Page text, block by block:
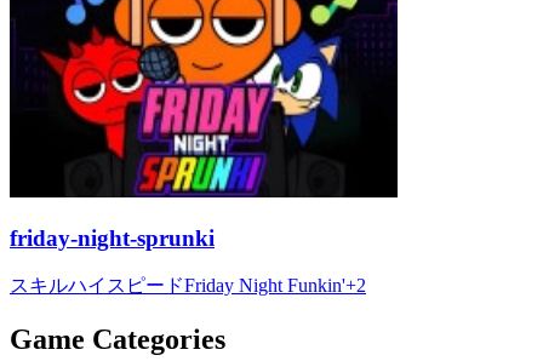
friday-night-sprunki
スキルハイスピードFriday Night Funkin'+2
Game Categories